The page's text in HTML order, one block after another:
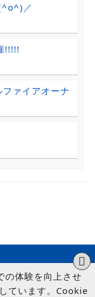
／
!!!!!
ァイアオーナ
の体験を向上させ
ています。Cookie